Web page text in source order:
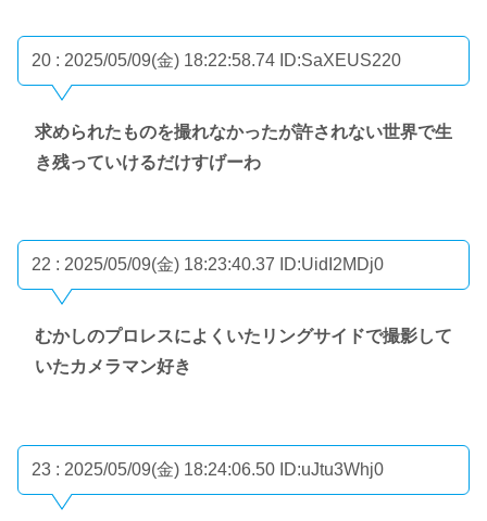
20 : 2025/05/09(金) 18:22:58.74 ID:SaXEUS220
求められたものを撮れなかったが許されない世界で生
き残っていけるだけすげーわ
22 : 2025/05/09(金) 18:23:40.37 ID:UidI2MDj0
むかしのプロレスによくいたリングサイドで撮影して
いたカメラマン好き
23 : 2025/05/09(金) 18:24:06.50 ID:uJtu3Whj0